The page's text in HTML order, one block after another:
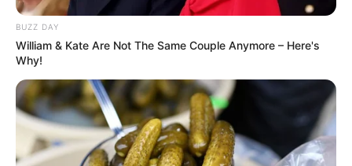
Câmara dos Deputados: anuênios, triênios,
quinquênios, sexta-parte e licenças-prêmio
Motos e bicicletas para ACS e ACE: veja o
passo a passo para conseguir o benefício.
BUZZ DAY
William & Kate Are Not The Same Couple Anymore – Here's
Why!